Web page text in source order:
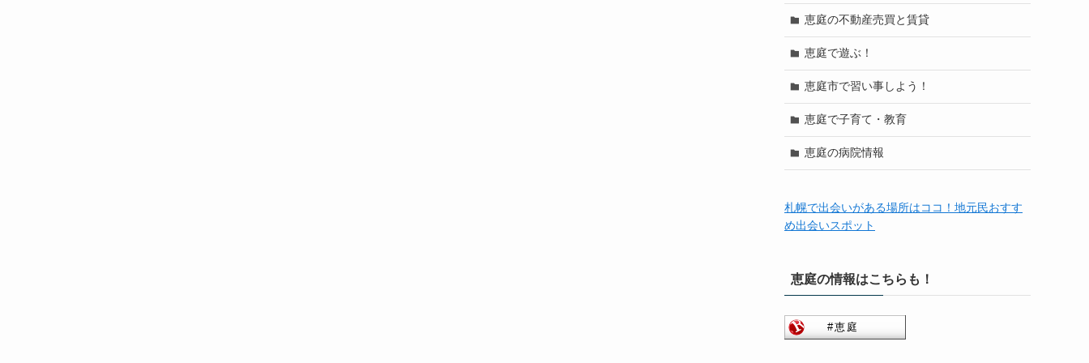
恵庭の不動産売買と賃貸
恵庭で遊ぶ！
恵庭市で習い事しよう！
恵庭で子育て・教育
恵庭の病院情報
札幌で出会いがある場所はココ！地元民おすす
め出会いスポット
恵庭の情報はこちらも！